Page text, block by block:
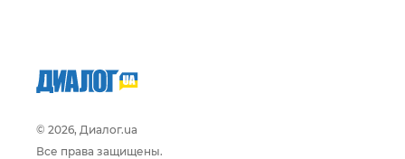
© 2026, Диалог.ua
Все права защищены.